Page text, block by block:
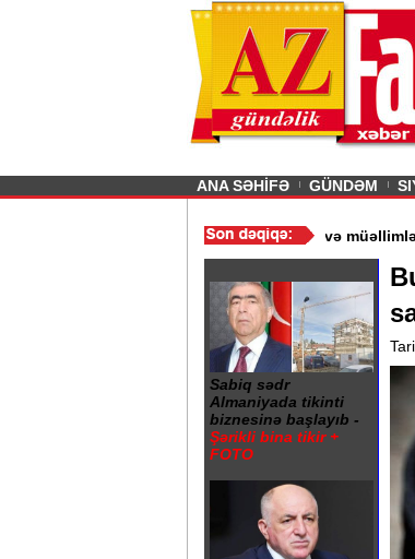
Previous
ANA SƏHİFƏ GÜNDƏM
Gədəbəydə 3 məktəb bağlandı - Şagird və
Sabiq sədr
Almaniyada tikinti
biznesinə başlayıb -
Şərikli bina tikir +
FOTO